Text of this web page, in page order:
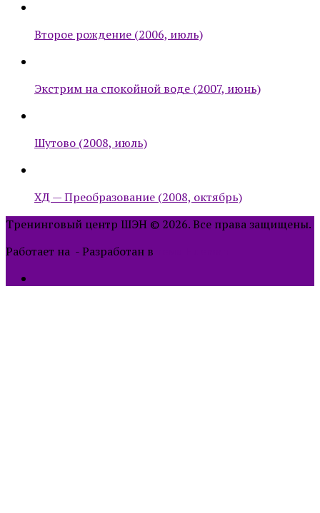
Второе рождение (2006, июль)
Экстрим на спокойной воде (2007, июнь)
Шутово (2008, июль)
ХД — Преобразование (2008, октябрь)
Тренинговый центр ШЭН © 2026. Все права защищены.
Работает на - Разработан в